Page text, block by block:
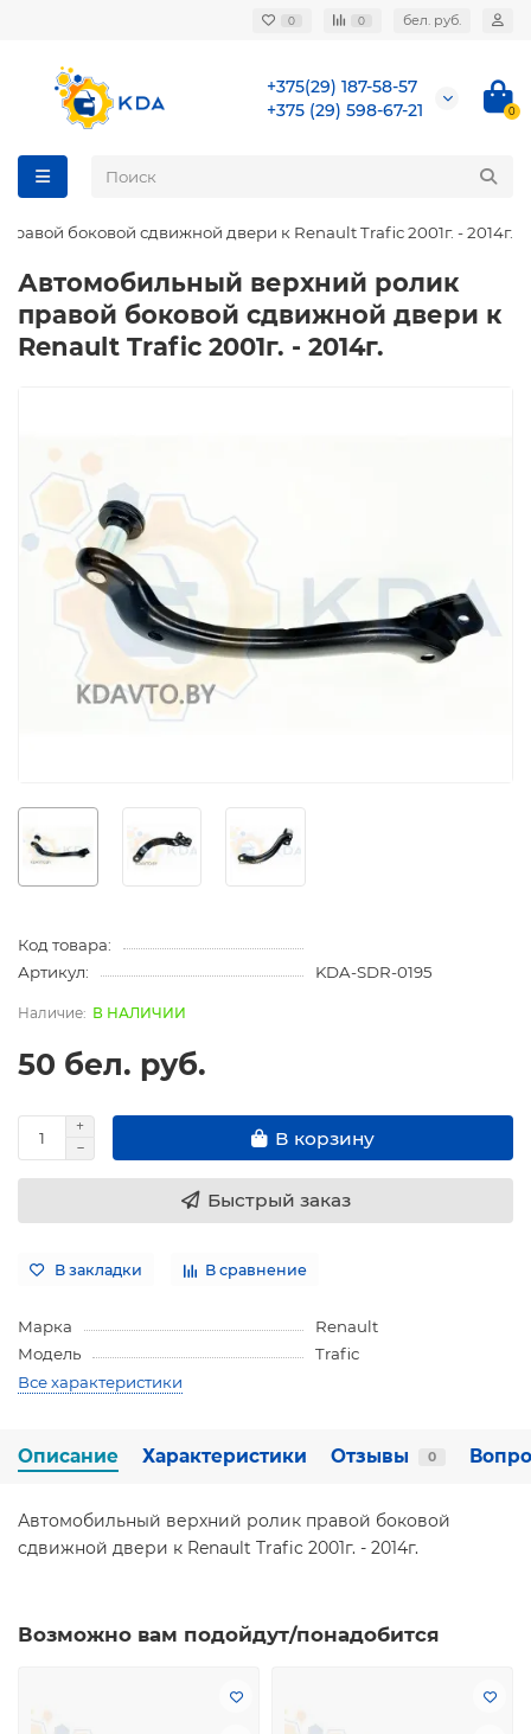
0 0 бел. руб.
+375(29) 187-58-57
+375 (29) 598-67-21
0
боковой сдвижной двери к Renault Trafic 2001г. - 2014г.
Автомобильный верхний ролик
правой боковой сдвижной двери к
Renault Trafic 2001г. - 2014г.
Код товара:
Артикул:
KDA-SDR-0195
В НАЛИЧИИ
50 бел. руб.
В корзину
Быстрый заказ
В закладки В сравнение
Марка
Renault
Модель
Trafic
Все характеристики
Описание Характеристики Отзывы 0
Автомобильный верхний ролик правой боковой
сдвижной двери к Renault Trafic 2001г. - 2014г.
Возможно вам подойдут/понадобится